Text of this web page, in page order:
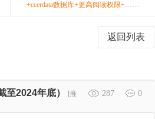
+ccerdata数据库+更高阅读权限+……
返回列表
287 0
2024年底）
[推